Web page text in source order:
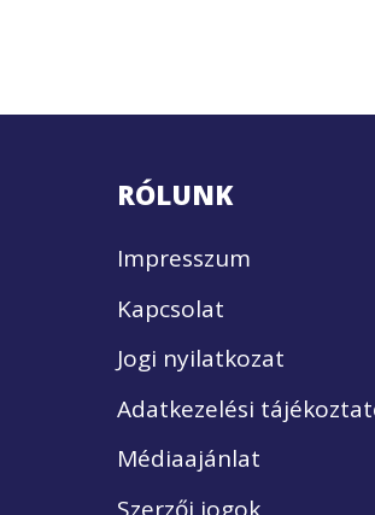
RÓLUNK
Impresszum
Kapcsolat
Jogi nyilatkozat
Adatkezelési
Médiaajánlat
Szerzői jogok